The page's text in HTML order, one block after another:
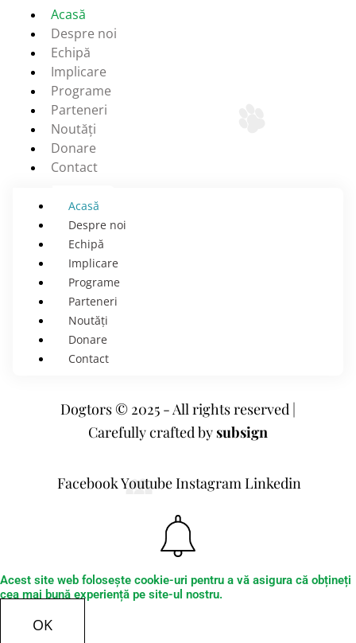
Acasă
Despre noi
Echipă
Implicare
Programe
Parteneri
Noutăți
Donare
Contact
Acasă
Despre noi
Echipă
Implicare
Programe
Parteneri
Noutăți
Donare
Contact
Dogtors © 2025 - All rights reserved |
Carefully crafted bysubsign
FacebookYoutube Instagram Linkedin
Acest site web folosește cookie-uri pentru a vă asigura că obțineți
cea mai bună experiență pe site-ul nostru.
OK